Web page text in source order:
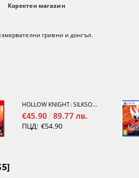
Коректен магазин
гривни и донгъл.
HOLLOW KNIGHT: SILKSONG [NINTENDO SWITCH 2]
€45.90 89.77 лв.
ПЦД: €54.90